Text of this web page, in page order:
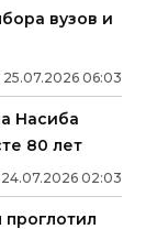
вузов и
25.07.2026 06:03
Насиба
80 лет
24.07.2026 02:03